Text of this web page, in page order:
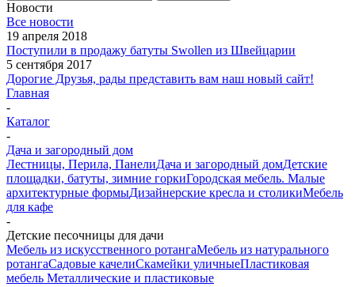
Новости
Все новости
19 апреля 2018
Поступили в продажу батуты Swollen из Швейцарии
5 сентября 2017
Дорогие Друзья, рады представить вам наш новый сайт!
Главная
-
Каталог
-
Дача и загородный дом
Лестницы, Перила, ПанелиДача и загородный домДетские
площадки, батуты, зимние горкиГородская мебель. Малые
архитектурные формыДизайнерские кресла и столикиМебель
для кафе
-
Детские песочницы для дачи
Мебель из искусственного ротангаМебель из натурального
ротангаСадовые качелиСкамейки уличныеПластиковая
мебель Металлические и пластиковые